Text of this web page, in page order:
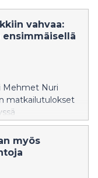
vahvaa:
ensimmäisellä
Mehmet Nuri
matkailutulokset
ei ole juuri
myös